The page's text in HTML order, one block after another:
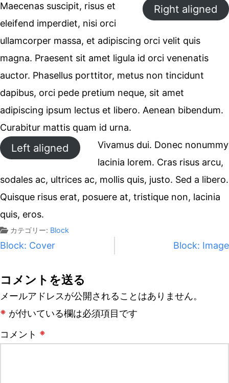
Right aligned
Maecenas suscipit, risus et
eleifend imperdiet, nisi orci
ullamcorper massa, et adipiscing orci velit quis
magna. Praesent sit amet ligula id orci venenatis
auctor. Phasellus porttitor, metus non tincidunt
dapibus, orci pede pretium neque, sit amet
adipiscing ipsum lectus et libero. Aenean bibendum.
Curabitur mattis quam id urna.
Left aligned
Vivamus dui. Donec nonummy
lacinia lorem. Cras risus arcu,
sodales ac, ultrices ac, mollis quis, justo. Sed a libero.
Quisque risus erat, posuere at, tristique non, lacinia
quis, eros.
カテゴリー: Block
投
稿
ナ
ビ
ゲ
Block: Cover Block: Image
コメントを送る
メールアドレスが公開されることはありません。
※ が付いている欄は必須項目です
コメント ※